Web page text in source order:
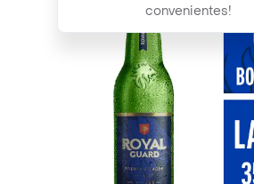
convenientes!